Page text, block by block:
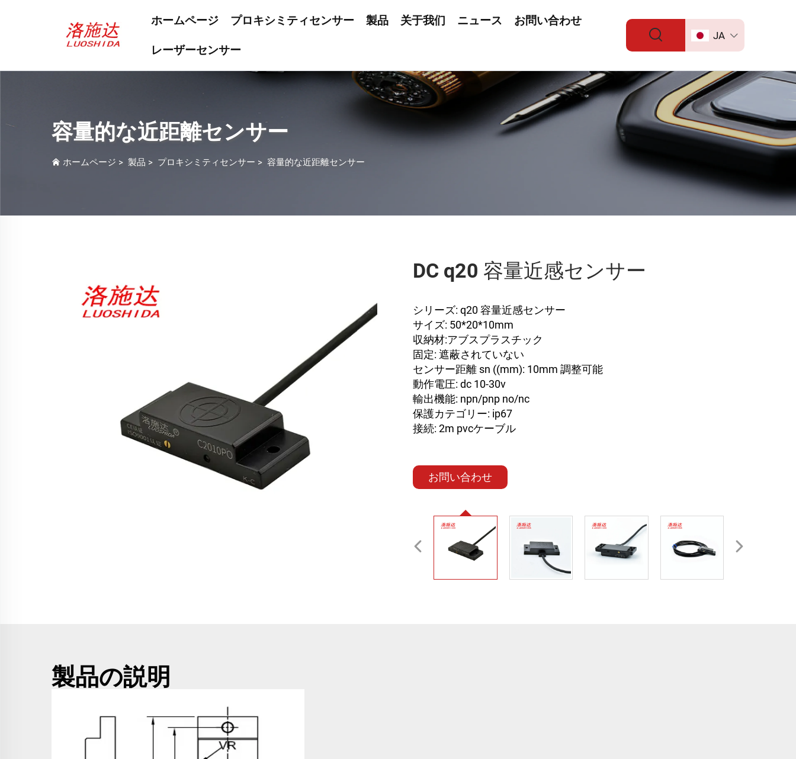
ホームページ プロキシミティセンサー 製品 关于我们 ニュース お問い合わせ
レーザーセンサー
JA
容量的な近距離センサー
ホームページ > 製品 > プロキシミティセンサー > 容量的な近距離センサー
DC q20 容量近感センサー
シリーズ: q20 容量近感センサー
サイズ: 50*20*10mm
収納材:アブスプラスチック
固定: 遮蔽されていない
センサー距離 sn ((mm): 10mm 調整可能
動作電圧: dc 10-30v
輸出機能: npn/pnp no/nc
保護カテゴリー: ip67
接続: 2m pvcケーブル
お問い合わせ
製品の説明